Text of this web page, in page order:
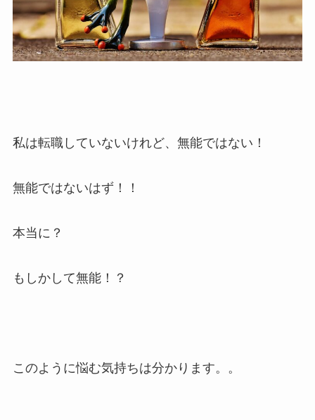
私は転職していないけれど、無能ではない！
無能ではないはず！！
本当に？
もしかして無能！？
このように悩む気持ちは分かります。。